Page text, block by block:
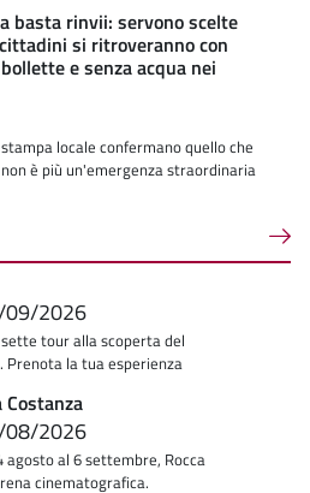
basta rinvii: servono scelte
si ritroveranno con
e senza acqua nei
locale confermano quello che
è più un'emergenza straordinaria
09/2026
tour alla scoperta del
la tua esperienza
Costanza
2026
agosto al 6 settembre, Rocca
cinematografica.